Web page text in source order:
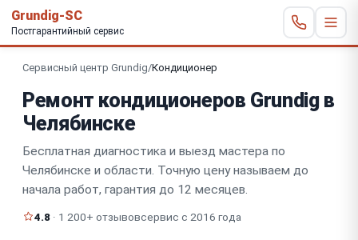
Grundig-SC
Постгарантийный сервис
Сервисный центр Grundig/Кондиционер
Ремонт кондиционеров Grundig в
Челябинске
Бесплатная диагностика и выезд мастера по
Челябинске и области. Точную цену называем до
начала работ, гарантия до 12 месяцев.
4.8 · 1 200+ отзывовсервис с 2016 года